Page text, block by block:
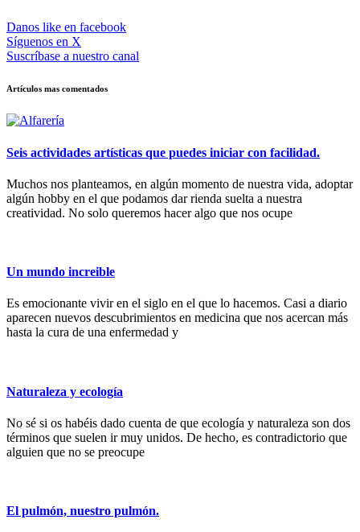
Danos like en facebook
Síguenos en X
Suscríbase a nuestro canal
Artículos mas comentados
Seis actividades artísticas que puedes iniciar con facilidad.
Muchos nos planteamos, en algún momento de nuestra vida, adoptar
algún hobby en el que podamos dar rienda suelta a nuestra
creatividad. No solo queremos hacer algo que nos ocupe
Un mundo increible
Es emocionante vivir en el siglo en el que lo hacemos. Casi a diario
aparecen nuevos descubrimientos en medicina que nos acercan más
hasta la cura de una enfermedad y
Naturaleza y ecología
No sé si os habéis dado cuenta de que ecología y naturaleza son dos
términos que suelen ir muy unidos. De hecho, es contradictorio que
alguien que no se preocupe
El pulmón, nuestro pulmón.